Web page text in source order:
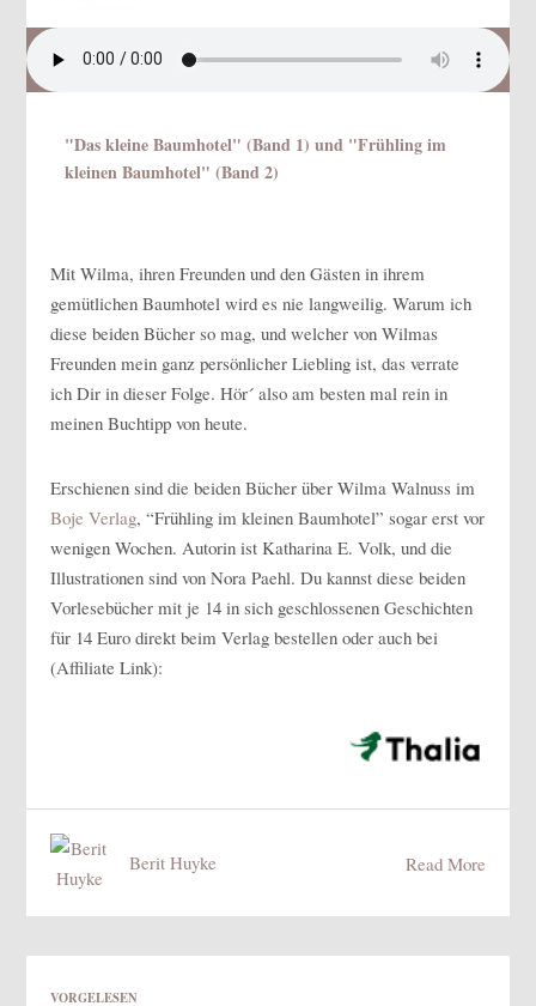
"Das kleine Baumhotel" (Band 1) und "Frühling im
kleinen Baumhotel" (Band 2)
Mit Wilma, ihren Freunden und den Gästen in ihrem
gemütlichen Baumhotel wird es nie langweilig. Warum ich
diese beiden Bücher so mag, und welcher von Wilmas
Freunden mein ganz persönlicher Liebling ist, das verrate
ich Dir in dieser Folge. Hör´ also am besten mal rein in
meinen Buchtipp von heute.
Erschienen sind die beiden Bücher über Wilma Walnuss im
Boje Verlag, “Frühling im kleinen Baumhotel” sogar erst vor
wenigen Wochen. Autorin ist Katharina E. Volk, und die
Illustrationen sind von Nora Paehl. Du kannst diese beiden
Vorlesebücher mit je 14 in sich geschlossenen Geschichten
für 14 Euro direkt beim Verlag bestellen oder auch bei
(Affiliate Link):
Read More
Berit Huyke
VORGELESEN